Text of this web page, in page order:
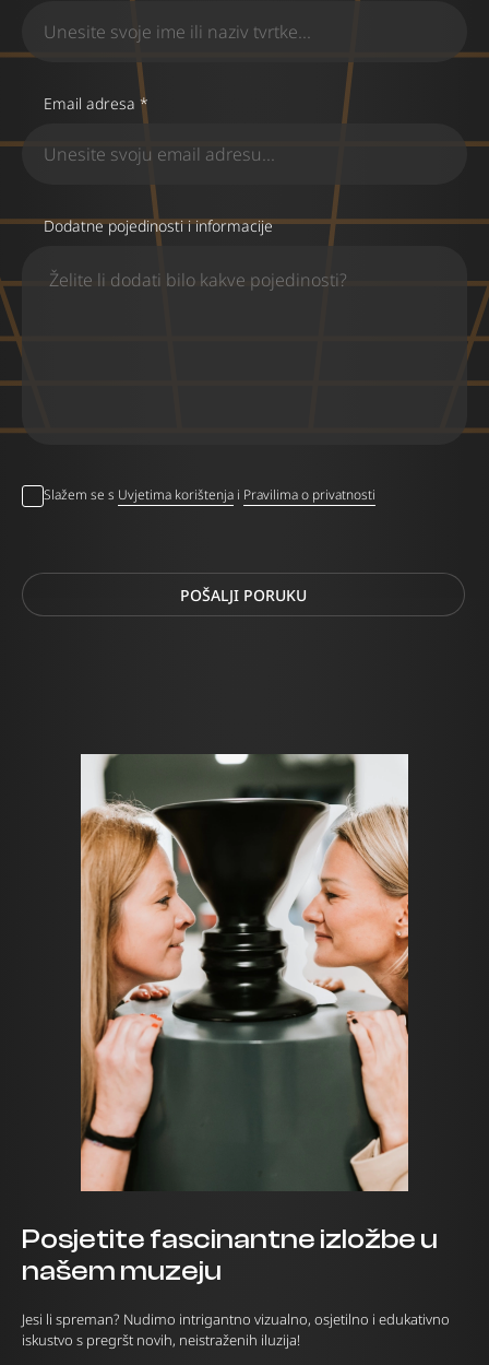
Email adresa *
Dodatne pojedinosti i informacije
Slažem se s Uvjetima korištenja i Pravilima o privatnosti
POŠALJI PORUKU
Posjetite fascinantne izložbe u
našem muzeju
Jesi li spreman? Nudimo intrigantno vizualno, osjetilno i edukativno
iskustvo s pregršt novih, neistraženih iluzija!